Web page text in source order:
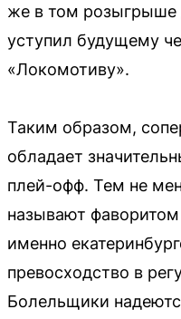
же в том розыгрыше
уступил будущему
«Локомотиву».
Таким образом,
обладает
плей-офф. Тем не
называют
именно
превосходство в
Болельщики